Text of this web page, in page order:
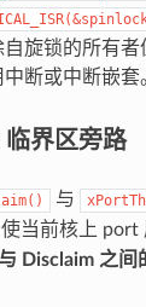
旋锁的所有者
断或中断嵌套
界区旁路
与
使当前核上
Disclaim 之间